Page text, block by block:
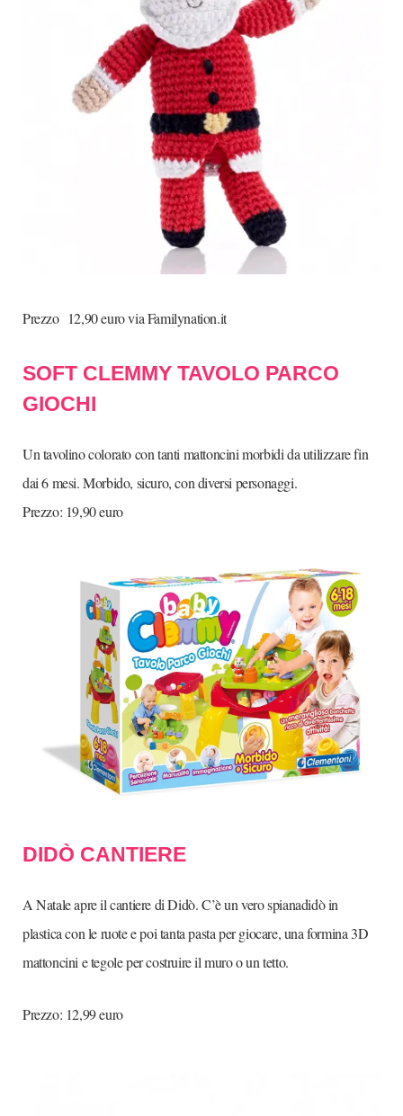
Prezzo 12,90 euro via Familynation.it
SOFT CLEMMY TAVOLO PARCO
GIOCHI
Un tavolino colorato con tanti mattoncini morbidi da utilizzare fin
dai 6 mesi. Morbido, sicuro, con diversi personaggi.
Prezzo: 19,90 euro
DIDÒ CANTIERE
A Natale apre il cantiere di Didò. C’è un vero spianadidò in
plastica con le ruote e poi tanta pasta per giocare, una formina 3D
mattoncini e tegole per costruire il muro o un tetto.
Prezzo: 12,99 euro